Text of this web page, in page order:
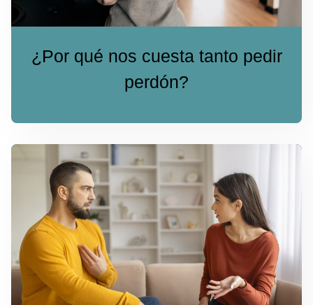
¿Por qué nos cuesta tanto pedir
perdón?